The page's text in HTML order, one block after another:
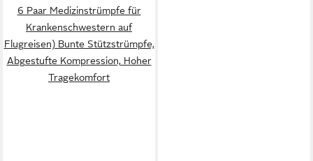
6 Paar Medizinstrümpfe für
Krankenschwestern auf
Flugreisen) Bunte Stützstrümpfe,
Abgestufte Kompression, Hoher
Tragekomfort